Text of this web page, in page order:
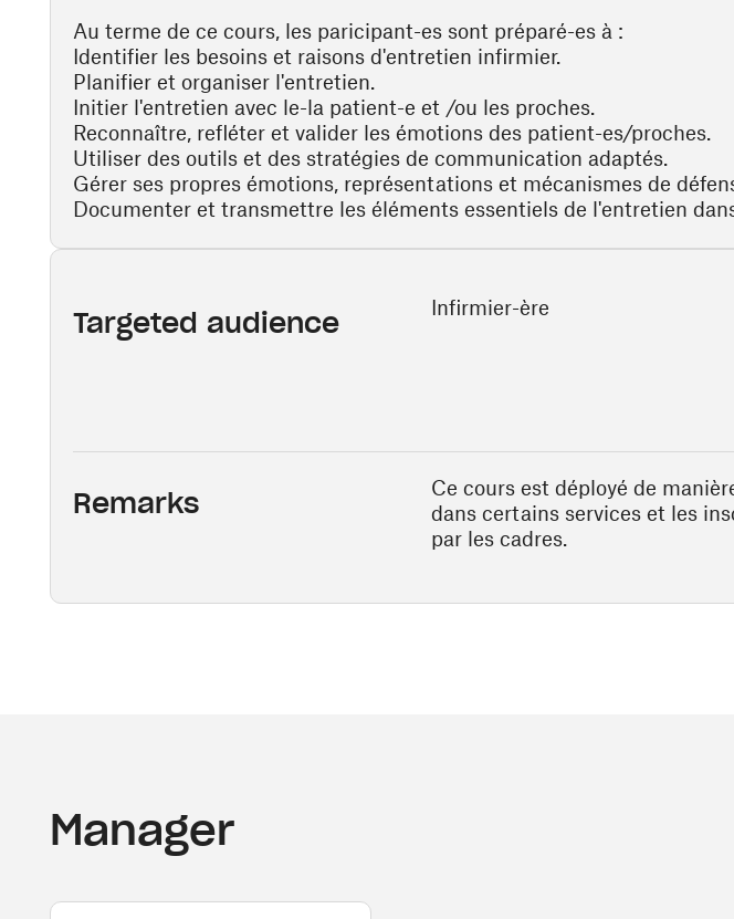
Au terme de ce cours, les paricipant-es sont préparé-es à :
Identifier les besoins et raisons d'entretien infirmier.
Planifier et organiser l'entretien.
Initier l'entretien avec le-la patient-e et /ou les proches.
Reconnaître, refléter et valider les émotions des patient-es/proches.
Utiliser des outils et des stratégies de communication adaptés.
Gérer ses propres émotions, représentations et mécanismes de
Documenter et transmettre les éléments essentiels de l'entretien
Targeted audience Infirmier-ère
Remarks
Ce cours est déployé de
dans certains services et les
par les cadres.
Manager